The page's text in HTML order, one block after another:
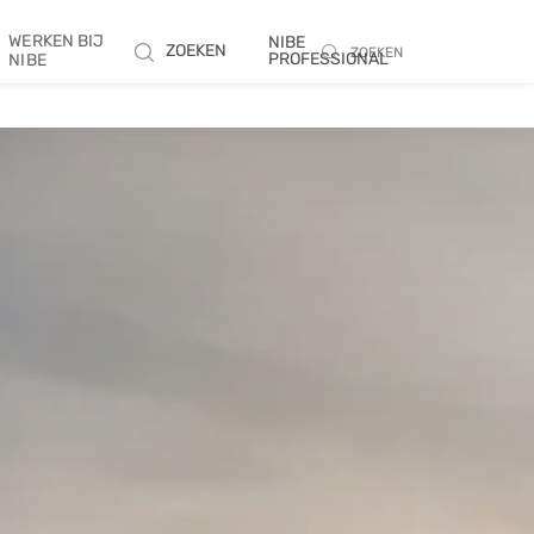
WERKEN BIJ
NIBE
ZOEKEN
NIBE
PROFESSIONAL
ZOEKEN